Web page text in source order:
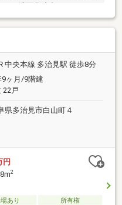
・洗面化粧台・ユニット
品交換、内窓複層ガラス
、床張替、壁天井クロス
TVインターホン交換など
中央本線 多治見駅 徒歩8分
9ヶ月/9階建
22戸
県多治見市白山町４
円
2
あり
所有権